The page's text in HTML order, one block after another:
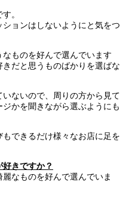
。
ョンはしないようにと気をつ
ものを好んで選んでいます
だと思うものばかりを選ばな
ないので、周りの方から見て
かを聞きながら選ぶようにも
できるだけ様々なお店に足を
好きですか？
麗なものを好んで選んでいま